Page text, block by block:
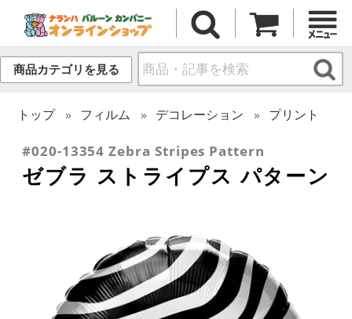
商品カテゴリを見る
トップ フィルム デコレーション プリント
#020-13354 Zebra Stripes Pattern
ゼブラ ストライプス パターン